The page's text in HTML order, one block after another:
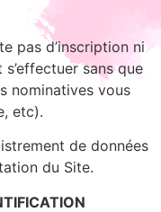
pas d’inscription ni
sans que
nominatives vous
etc).
de données
du Site.